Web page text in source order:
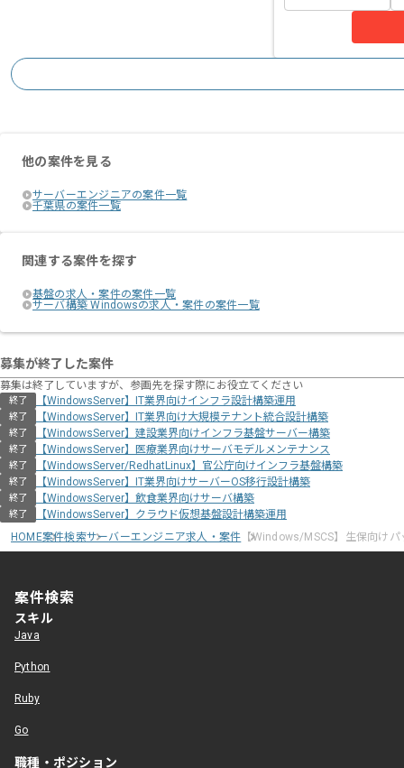
他の案件を見る
サーバーエンジニアの案件一覧
千葉県の案件一覧
関連する案件を探す
基盤の求人・案件の案件一覧
サーバ構築 Windowsの求人・案件の案件一覧
募集が終了した案件
募集は終了していますが、参画先を探す際にお役立てください
終了 【WindowsServer】IT業界向けインフラ設計構築運用
終了 【WindowsServer】IT業界向け大規模テナント統合設計構築
終了 【WindowsServer】建設業界向けインフラ基盤サーバー構築
終了 【WindowsServer】医療業界向けサーバモデルメンテナンス
終了 【WindowsServer/RedhatLinux】官公庁向けインフラ基盤構築
終了 【WindowsServer】IT業界向けサーバーOS移行設計構築
終了 【WindowsServer】飲食業界向けサーバ構築
終了
【WindowsServer】クラウド仮想基盤設計構築運用
HOME案件検索サーバーエンジニア求人・案件 【Windows/MSCS】生保向け
案件検索
スキル
Java
Python
Ruby
Go
職種・ポジション